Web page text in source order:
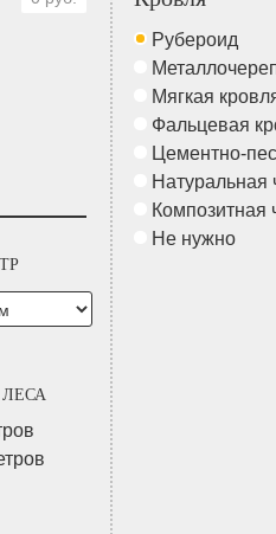
Рубероид
Мягкая
Фальцевая
Цементно-
Натуральная
Композитная
Не нужно